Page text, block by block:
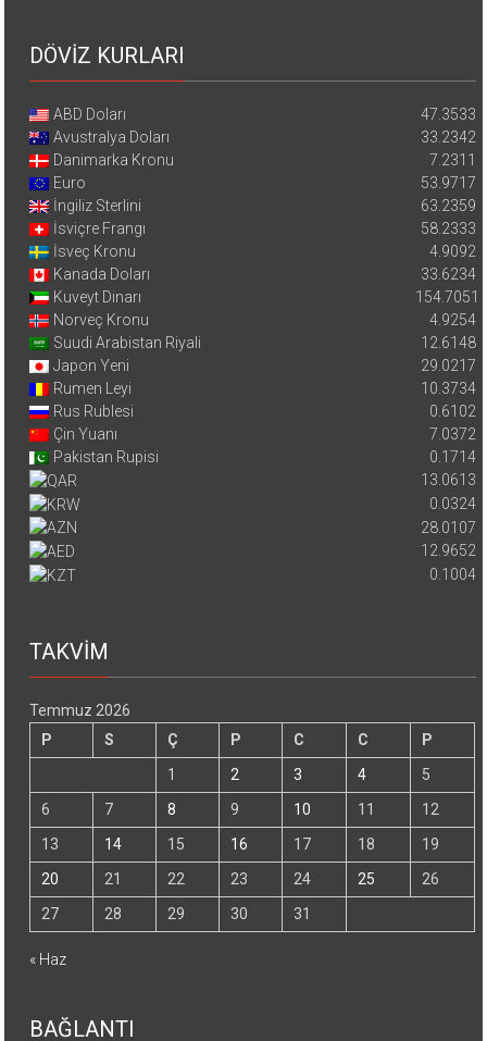
DÖVİZ KURLARI
ABD Doları
47.3533
Avustralya Doları
33.2342
Danimarka Kronu
7.2311
Euro
53.9717
İngiliz Sterlini
63.2359
İsviçre Frangı
58.2333
İsveç Kronu
4.9092
Kanada Doları
33.6234
Kuveyt Dinarı
154.7051
Norveç Kronu
4.9254
Suudi Arabistan Riyali
12.6148
Japon Yeni
29.0217
Rumen Leyi
10.3734
Rus Rublesi
0.6102
Çin Yuanı
7.0372
Pakistan Rupisi
0.1714
13.0613
0.0324
28.0107
12.9652
0.1004
TAKVİM
Temmuz 2026
P
S Ç P C C
P
1
2 3 4
5
6
7 8 9 10 11
12
13
14 15 16 17 18
19
20
21 22 23 24 25
26
27
28 29 30 31
« Haz
BAĞLANTI